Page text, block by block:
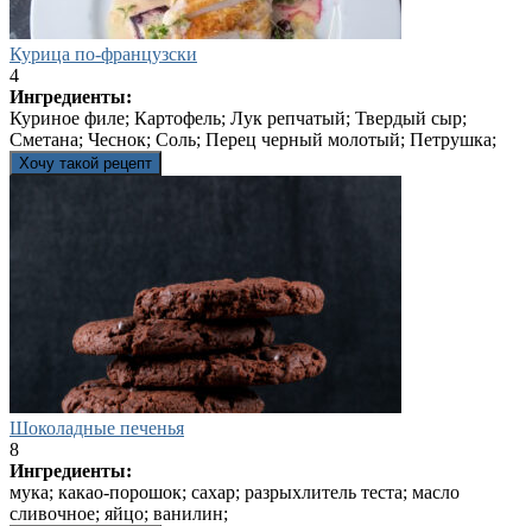
Курица по-французски
4
Ингредиенты:
Куриное филе; Картофель; Лук репчатый; Твердый сыр;
Сметана; Чеснок; Соль; Перец черный молотый; Петрушка;
Хочу такой рецепт
Шоколадные печенья
8
Ингредиенты:
мука; какао-порошок; сахар; разрыхлитель теста; масло
сливочное; яйцо; ванилин;